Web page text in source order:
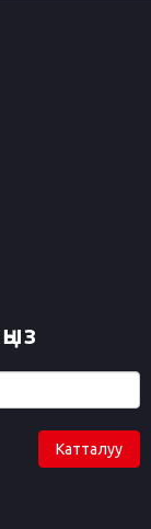
Катталуу